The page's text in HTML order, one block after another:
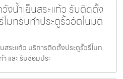
งน้ำเย็นสระแก้ว รับติดตั้ง
มทรับทำประตูรั้วอัตโนมัติ
ระแก้ว บริการติดตั้งประตูรั้วรีโมท
และ รับซ่อมประ